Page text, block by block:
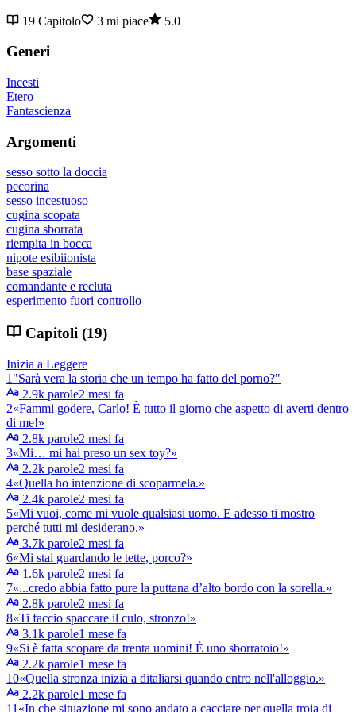
19 Capitolo 3 mi piace 5.0
Generi
Incesti
Etero
Fantascienza
Argomenti
sesso sotto la doccia
pecorina
sesso incestuoso
cugina scopata
cugina sborrata
riempita in bocca
nipote esibiionista
base spaziale
comandante e recluta
esperimento fuori controllo
Capitoli (19)
Inizia a Leggere
1 "Sarà vera la storia che un tempo ha fatto del porno?"
2.9k parole2 mesi fa
2«Fammi godere, Carlo! È tutto il giorno che aspetto di averti dentro
di me!»
2.8k parole2 mesi fa
3«Mi… mi hai preso un sex toy?»
2.2k parole2 mesi fa
4«Quella ho intenzione di scoparmela.»
2.4k parole2 mesi fa
5«Mi vuoi, come mi vuole qualsiasi uomo. E adesso ti mostro
perché tutti mi desiderano.»
3.7k parole2 mesi fa
6«Mi stai guardando le tette, porco?»
1.6k parole2 mesi fa
7«...credo abbia fatto pure la puttana d’alto bordo con la sorella.»
2.8k parole2 mesi fa
8«Ti faccio spaccare il culo, stronzo!»
3.1k parole1 mese fa
9«Si è fatta scopare da trenta uomini! È uno sborratoio!»
2.2k parole1 mese fa
10«Quella stronza inizia a ditaliarsi quando entro nell'alloggio.»
2.2k parole1 mese fa
11 «In che situazione mi sono andato a cacciare per quella troia di